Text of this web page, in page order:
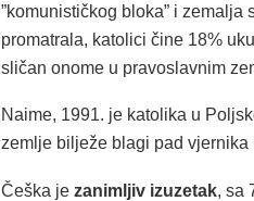
”komunističkog bloka” i
promatrala, katolici čine 18%
sličan onome u pravoslavnim
Naime, 1991. je katolika u
zemlje bilježe blagi pad vjernika
Češka je zanimljiv izuzetak, sa